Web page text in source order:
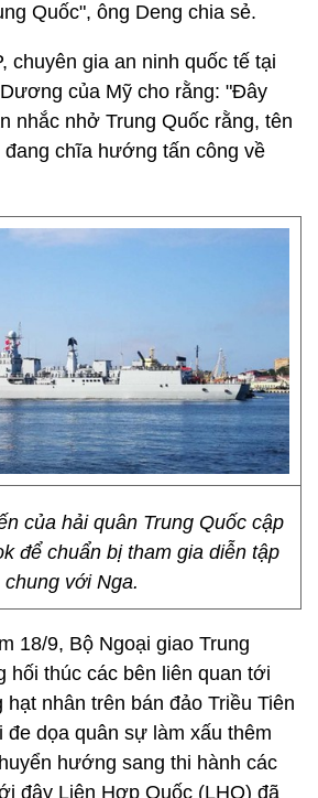
Quốc", ông Deng chia sẻ.
chuyên gia an ninh quốc tế tại
của Mỹ cho rằng: "Đây
nhắc nhở Trung Quốc rằng, tên
đang chĩa hướng tấn công về
của hải quân Trung Quốc cập
để chuẩn bị tham gia diễn tập
chung với Nga.
18/9, Bộ Ngoại giao Trung
hối thúc các bên liên quan tới
hạt nhân trên bán đảo Triều Tiên
dọa quân sự làm xấu thêm
hướng sang thi hành các
đây Liên Hợp Quốc (LHQ) đã